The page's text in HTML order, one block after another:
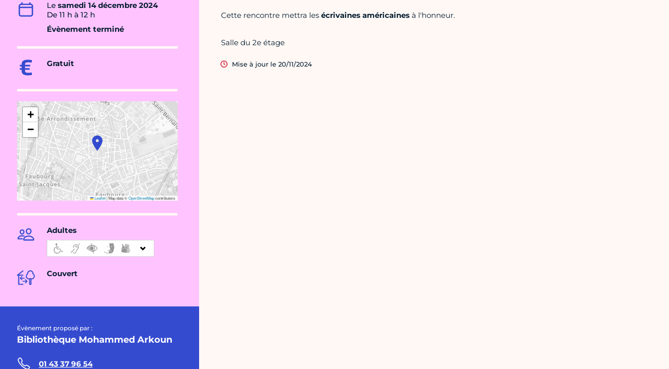
Le samedi 14 décembre 2024
De 11 h à 12 h
Évènement terminé
Gratuit
+
−
Leaflet|Map data ©OpenStreetMapcontributors
Adultes
Couvert
Évènement proposé par :
Bibliothèque Mohammed Arkoun
01 43 37 96 54
Cette rencontre mettra les écrivaines américainesà l'honneur.
Salle du 2e étage
Mise à jour le 20/11/2024